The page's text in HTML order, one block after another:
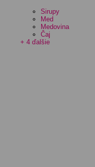
Sirupy
Med
Medovina
Čaj
+ 4 ďalšie